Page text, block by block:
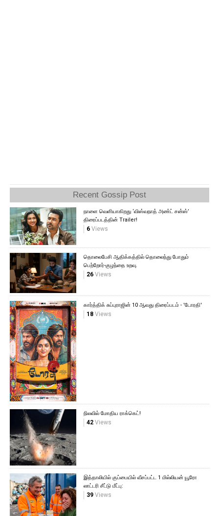
Recent Gossip Post
நாளை வெளியாகிறது ‘விஸ்வநாத் அண்ட் சன்ஸ்’
திரைப்படத்தின் Trailer!
6Views
தொலைபேசி ஆதிக்கத்தில் தொலைந்து போதும்
பெற்றோர்-குழந்தை உறவு.
26Views
கார்த்திக் சுப்புராஜின் 10 ஆவது திரைப்படம் - 'டோரதி'
18Views
நிலவில் மோதிய ராக்கெட்!
42Views
இத்தாலியில் குப்பையில் வீசப்பட்ட 1 மில்லியன் யூரோ
லாட்டரி சீட்டு மீட்பு:
39Views